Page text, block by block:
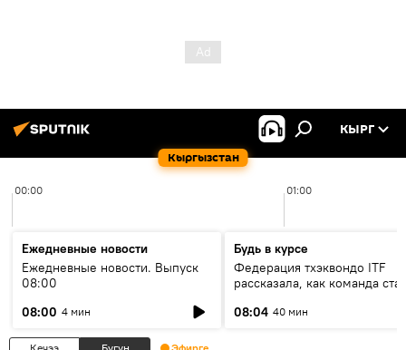
Кыргызстан
КЫРГ
00:00 01:00
Ежедневные новости
Ежедневные новости. Выпуск
08:00
08:00 4 мин
Будь в курсе
Федерация тхэквондо ITF
рассказала, как команда
08:04 40 мин